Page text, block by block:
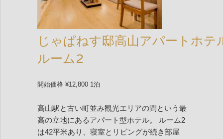
じゃぱねす邸高山アパートホテ
ルーム2
開始価格 ¥12,800 1泊
高山駅と古い町並み観光エリアの間という最
高の立地にあるアパート型ホテル。 ルーム2
は42平米あり、寝室とリビングが続き部屋